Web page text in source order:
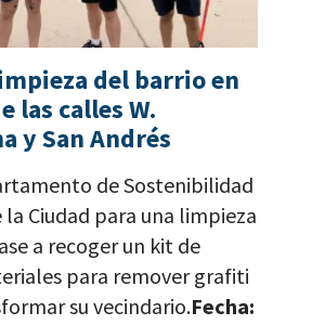
del barrio en
las calles W.
y San Andrés
de Sostenibilidad
la Ciudad para una limpieza
a recoger un kit de
para remover grafiti
su vecindario.Fecha: